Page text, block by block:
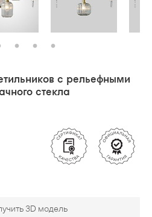
с рельефными
стекла
3D модель